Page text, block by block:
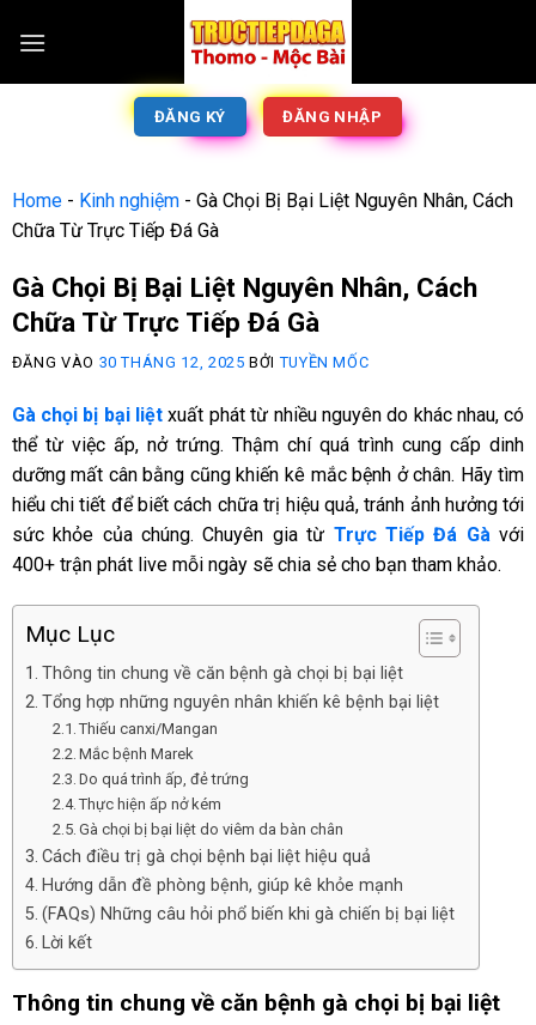
ĐĂNG KÝ ĐĂNG NHẬP
Home- Kinh nghiệm- Gà Chọi Bị Bại Liệt Nguyên Nhân, Cách
Chữa Từ Trực Tiếp Đá Gà
Gà Chọi Bị Bại Liệt Nguyên Nhân, Cách
Chữa Từ Trực Tiếp Đá Gà
ĐĂNG VÀO 30 THÁNG 12, 2025 BỞI TUYỀN MỐC
Gà chọi bị bại liệt xuất phát từ nhiều nguyên do khác nhau, có
thể từ việc ấp, nở trứng. Thậm chí quá trình cung cấp dinh
dưỡng mất cân bằng cũng khiến kê mắc bệnh ở chân. Hãy tìm
hiểu chi tiết để biết cách chữa trị hiệu quả, tránh ảnh hưởng tới
sức khỏe của chúng. Chuyên gia từ Trực Tiếp Đá Gàvới
400+ trận phát live mỗi ngày sẽ chia sẻ cho bạn tham khảo.
Mục Lục
Thông tin chung về căn bệnh gà chọi bị bại liệt
Tổng hợp những nguyên nhân khiến kê bệnh bại liệt
Thiếu canxi/Mangan
Mắc bệnh Marek
Do quá trình ấp, đẻ trứng
Thực hiện ấp nở kém
Gà chọi bị bại liệt do viêm da bàn chân
Cách điều trị gà chọi bệnh bại liệt hiệu quả
Hướng dẫn đề phòng bệnh, giúp kê khỏe mạnh
(FAQs) Những câu hỏi phổ biến khi gà chiến bị bại liệt
Lời kết
Thông tin chung về căn bệnh gà chọi bị bại liệt